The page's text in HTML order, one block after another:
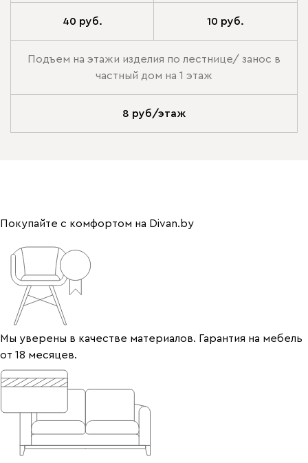
40 руб. 10 руб.
Подъем на этажи изделия по лестнице/ занос в
частный дом на 1 этаж
8 руб/этаж
Покупайте с комфортом на Divan.by
Мы уверены в качестве материалов. Гарантия на мебель
от 18 месяцев.